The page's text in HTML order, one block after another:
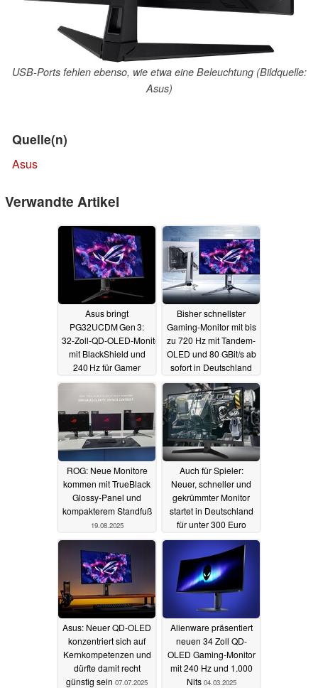
USB-Ports fehlen ebenso, wie etwa eine Beleuchtung (Bildquelle:
Asus)
Quelle(n)
Asus
Verwandte Artikel
Asus bringt
PG32UCDM Gen 3:
32‑Zoll‑QD‑OLED‑Monitor
mit BlackShield und
240 Hz für Gamer
27.12.2025
Bisher schnellster
Gaming-Monitor mit bis
zu 720 Hz mit Tandem-
OLED und 80 GBit/s ab
sofort in Deutschland
erhältlich07.11.2025
ROG: Neue Monitore
kommen mit TrueBlack
Glossy-Panel und
kompakterem Standfuß
19.08.2025
Auch für Spieler:
Neuer, schneller und
gekrümmter Monitor
startet in Deutschland
für unter 300 Euro
04.08.2025
Asus: Neuer QD-OLED
konzentriert sich auf
Kernkompetenzen und
dürfte damit recht
günstig sein 07.07.2025
Alienware präsentiert
neuen 34 Zoll QD-
OLED Gaming-Monitor
mit 240 Hz und 1.000
Nits 04.03.2025